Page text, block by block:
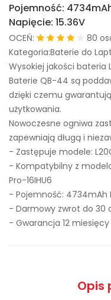
Pojemność:
Napięcie: 15.36V
OCEŃ:
80
Kategoria:Baterie do
Wysokiej jakości
Baterie QB-44 są
dzięki czemu
użytkowania.
Nowoczesne ogniwa
zapewniają długą i
- Zastępuje modele:
- Kompatybilny z
Pro-16IHU6
- Pojemność: 4734mAh
- Darmowy zwrot do 30
- Gwarancja 12 miesięcy
Opis